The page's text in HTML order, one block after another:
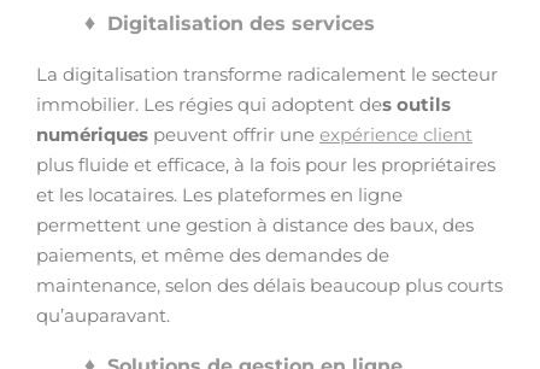
Digitalisation des services
La digitalisation transforme radicalement le secteur
immobilier. Les régies qui adoptent des outils
numériques peuvent offrir une expérience client
plus fluide et efficace, à la fois pour les propriétaires
et les locataires. Les plateformes en ligne
permettent une gestion à distance des baux, des
paiements, et même des demandes de
maintenance, selon des délais beaucoup plus courts
qu’auparavant.